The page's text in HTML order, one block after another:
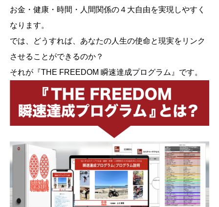
お金・健康・時間・人間関係の４大自由を実現しやすく
なります。
では、どうすれば、あなたの人生の使命と現実をリンク
させることができるのか？
それが『THE FREEDOM 瞬速達成プログラム』です。